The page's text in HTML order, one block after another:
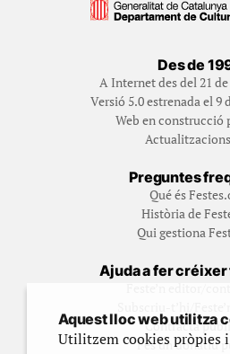
Des de
A Internet des del 21
Versió 5.0 estrenada el 9
Web en construcció
Actualitzacions
Preguntes
Qué és
Història de
Qui gestiona
Ajuda a fer
Contracta
Fes un donatiu
Aquest lloc web utilitza
Utilitzem cookies pròpies